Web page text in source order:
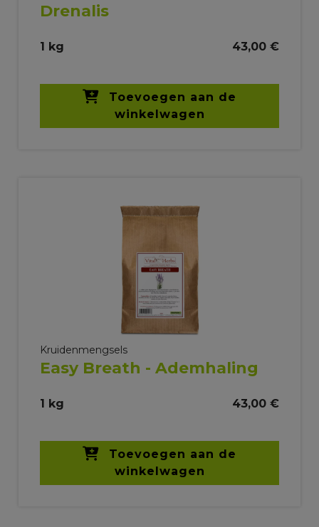
Drenalis
1 kg 43,00 €
Toevoegen aan de
winkelwagen
Kruidenmengsels
Easy Breath - Ademhaling
1 kg 43,00 €
Toevoegen aan de
winkelwagen